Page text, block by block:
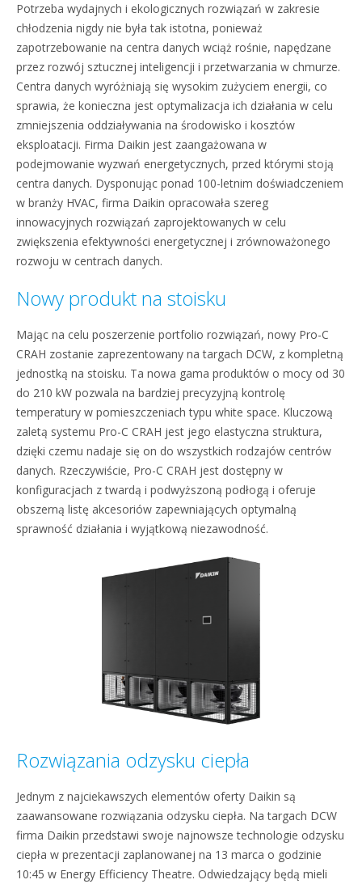
Potrzeba wydajnych i ekologicznych rozwiązań w zakresie
chłodzenia nigdy nie była tak istotna, ponieważ
zapotrzebowanie na centra danych wciąż rośnie, napędzane
przez rozwój sztucznej inteligencji i przetwarzania w chmurze.
Centra danych wyróżniają się wysokim zużyciem energii, co
sprawia, że konieczna jest optymalizacja ich działania w celu
zmniejszenia oddziaływania na środowisko i kosztów
eksploatacji. Firma Daikin jest zaangażowana w
podejmowanie wyzwań energetycznych, przed którymi stoją
centra danych. Dysponując ponad 100-letnim doświadczeniem
w branży HVAC, firma Daikin opracowała szereg
innowacyjnych rozwiązań zaprojektowanych w celu
zwiększenia efektywności energetycznej i zrównoważonego
rozwoju w centrach danych.
Nowy produkt na stoisku
Mając na celu poszerzenie portfolio rozwiązań, nowy Pro-C
CRAH zostanie zaprezentowany na targach DCW, z kompletną
jednostką na stoisku. Ta nowa gama produktów o mocy od 30
do 210 kW pozwala na bardziej precyzyjną kontrolę
temperatury w pomieszczeniach typu white space. Kluczową
zaletą systemu Pro-C CRAH jest jego elastyczna struktura,
dzięki czemu nadaje się on do wszystkich rodzajów centrów
danych. Rzeczywiście, Pro-C CRAH jest dostępny w
konfiguracjach z twardą i podwyższoną podłogą i oferuje
obszerną listę akcesoriów zapewniających optymalną
sprawność działania i wyjątkową niezawodność.
Rozwiązania odzysku ciepła
Jednym z najciekawszych elementów oferty Daikin są
zaawansowane rozwiązania odzysku ciepła. Na targach DCW
firma Daikin przedstawi swoje najnowsze technologie odzysku
ciepła w prezentacji zaplanowanej na 13 marca o godzinie
10:45 w Energy Efficiency Theatre. Odwiedzający będą mieli